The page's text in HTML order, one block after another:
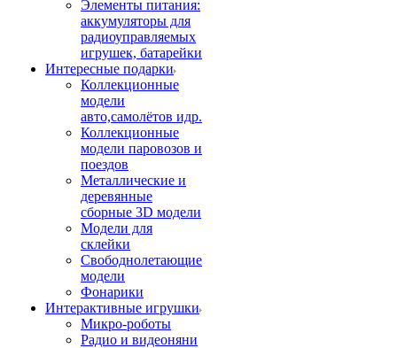
Элементы питания:
аккумуляторы для
радиоуправляемых
игрушек, батарейки
Интересные подарки
Коллекционные
модели
авто,самолётов идр.
Коллекционные
модели паровозов и
поездов
Металлические и
деревянные
сборные 3D модели
Модели для
склейки
Свободнолетающие
модели
Фонарики
Интерактивные игрушки
Микро-роботы
Радио и видеоняни